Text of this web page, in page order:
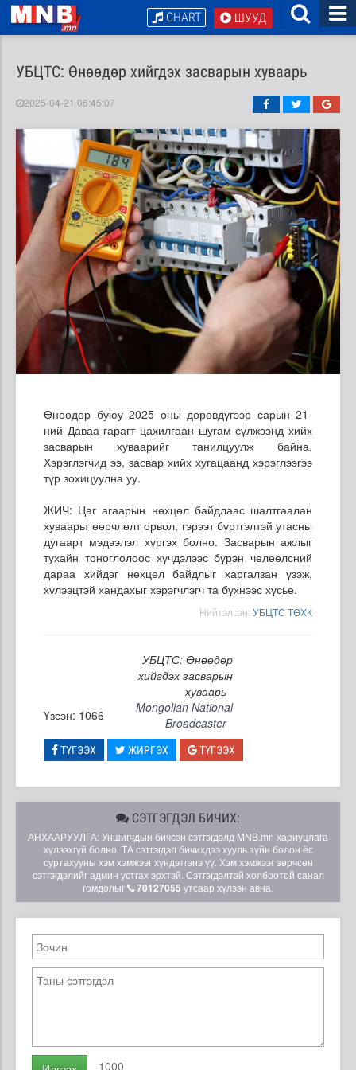
ШУУД
CHART
УБЦТС: Өнөөдөр хийгдэх засварын хуваарь
2025-04-21 06:45:07
Өнөөдөр буюу 2025 оны дөрөвдүгээр сарын 21-
ний Даваа гарагт цахилгаан шугам сүлжээнд хийх
засварын хуваарийг танилцуулж байна.
Хэрэглэгчид ээ, засвар хийх хугацаанд хэрэглээгээ
түр зохицуулна уу.
ЖИЧ: Цаг агаарын нөхцөл байдлаас шалтгаалан
хуваарьт өөрчлөлт орвол, гэрээт бүртгэлтэй утасны
дугаарт мэдээлэл хүргэх болно. Засварын ажлыг
тухайн тоноглолоос хүчдэлээс бүрэн чөлөөлсний
дараа хийдэг нөхцөл байдлыг харгалзан үзэж,
хүлээцтэй хандахыг хэрэгчлэгч та бүхнээс хүсье.
Нийтэлсэн: УБЦТС ТӨХК
УБЦТС: Өнөөдөр
хийгдэх засварын
хуваарь
Үзсэн: 1066
Mongolian National
Broadcaster
ТҮГЭЭХ ЖИРГЭХ ТҮГЭЭХ
СЭТГЭГДЭЛ БИЧИХ:
АНХААРУУЛГА: Уншигчдын бичсэн сэтгэгдэлд MNB.mn хариуцлага
хүлээхгүй болно. ТА сэтгэгдэл бичихдээ хууль зүйн болон ёс
суртахууны хэм хэмжээг хүндэтгэнэ үү. Хэм хэмжээг зөрчсөн
сэтгэгдэлийг админ устгах эрхтэй. Сэтгэгдэлтэй холбоотой санал
гомдолыг
70127055 утсаар хүлээн авна.
1000